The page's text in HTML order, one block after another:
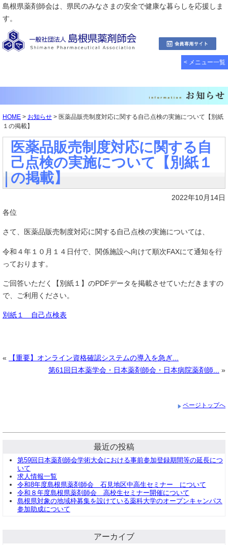
島根県薬剤師会は、県民のみなさまの安全で健康な暮らしを応援しま
す。
< メニュー一覧
HOME > お知らせ > 医薬品販売制度対応に関する自己点検の実施について【別紙
１の掲載】
医薬品販売制度対応に関する自
己点検の実施について【別紙１
の掲載】
2022年10月14日
各位
さて、医薬品販売制度対応に関する自己点検の実施については、
令和４年１０月１４日付で、関係施設へ向けて順次FAXにて通知を行
っております。
ご回答いただく【別紙１】のPDFデータを掲載させていただきますの
で、ご利用ください。
別紙１ 自己点検表
«
【重要】オンライン資格確認システムの導入を急ぎ...
第61回日本薬学会・日本薬剤師会・日本病院薬剤師...
»
ページトップへ
最近の投稿
第59回日本薬剤師会学術大会における事前参加登録期間等の延長につ
いて
求人情報一覧
令和8年度島根県薬剤師会 石見地区中高生セミナー について
令和８年度島根県薬剤師会 高校生セミナー開催について
島根県対象の地域枠募集を設けている薬科大学のオープンキャンパス
参加助成について
アーカイブ